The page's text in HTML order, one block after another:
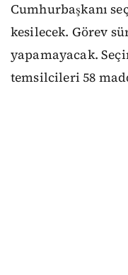
Cumhurbaşkanı
kesilecek. Görev
yapamayacak.
temsilcileri 58